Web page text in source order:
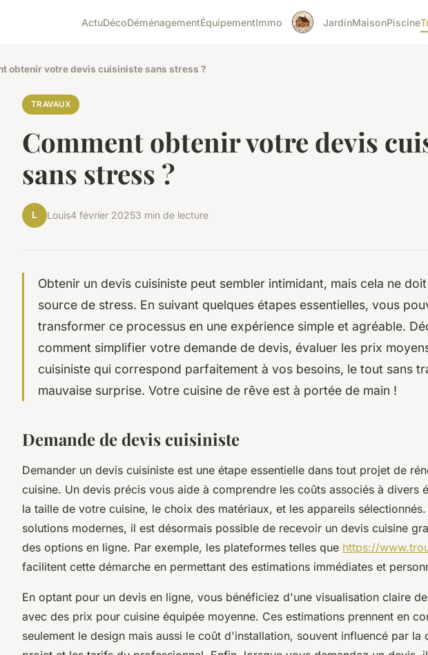
ActuDécoDéménagementÉquipementImmo JardinMaisonPiscine
obtenir votre devis cuisiniste sans stress ?
TRAVAUX
Comment obtenir votre devis
sans stress ?
L Louis4 février 20253 min de lecture
Obtenir un devis cuisiniste peut sembler intimidant, mais cela ne
source de stress. En suivant quelques étapes essentielles, vous
transformer ce processus en une expérience simple et agréable.
comment simplifier votre demande de devis, évaluer les prix
cuisiniste qui correspond parfaitement à vos besoins, le tout sans
mauvaise surprise. Votre cuisine de rêve est à portée de main !
Demande de devis cuisiniste
Demander un devis cuisiniste est une étape essentielle dans tout projet de
cuisine. Un devis précis vous aide à comprendre les coûts associés à divers
la taille de votre cuisine, le choix des matériaux, et les appareils
solutions modernes, il est désormais possible de recevoir un devis cuisine
des options en ligne. Par exemple, les plateformes telles que https://
facilitent cette démarche en permettant des estimations immédiates et
En optant pour un devis en ligne, vous bénéficiez d'une visualisation claire
avec des prix pour cuisine équipée moyenne. Ces estimations prennent en
seulement le design mais aussi le coût d'installation, souvent influencé par la